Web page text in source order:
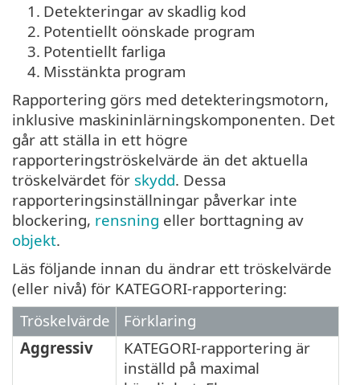
1. Detekteringar av skadlig kod
2. Potentiellt oönskade program
3. Potentiellt farliga
4. Misstänkta program
Rapportering görs med detekteringsmotorn,
inklusive maskininlärningskomponenten. Det
går att ställa in ett högre
rapporteringströskelvärde än det aktuella
tröskelvärdet för skydd. Dessa
rapporteringsinställningar påverkar inte
blockering, rensning eller borttagning av
objekt.
Läs följande innan du ändrar ett tröskelvärde
(eller nivå) för KATEGORI-rapportering:
Tröskelvärde
Förklaring
Aggressiv
KATEGORI-rapportering är
inställd på maximal